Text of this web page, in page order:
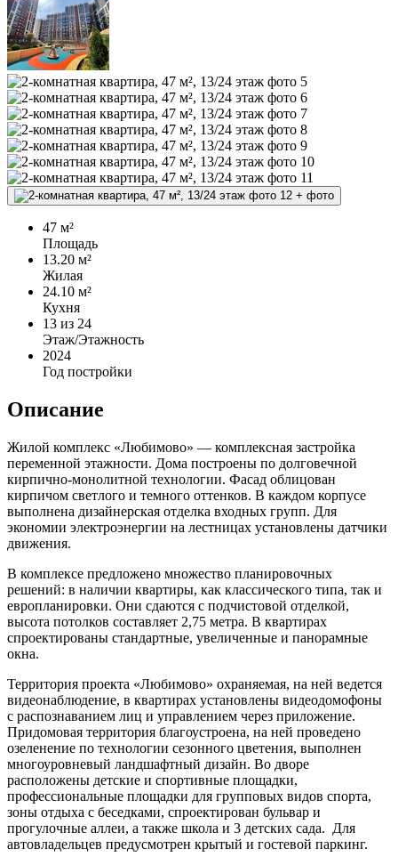
+ фото
47 м²
Площадь
13.20 м²
Жилая
24.10 м²
Кухня
13 из 24
Этаж/Этажность
2024
Год постройки
Описание
Жилой комплекс «Любимово» — комплексная застройка
переменной этажности. Дома построены по долговечной
кирпично-монолитной технологии. Фасад облицован
кирпичом светлого и темного оттенков. В каждом корпусе
выполнена дизайнерская отделка входных групп. Для
экономии электроэнергии на лестницах установлены датчики
движения.
В комплексе предложено множество планировочных
решений: в наличии квартиры, как классического типа, так и
европланировки. Они сдаются с подчистовой отделкой,
высота потолков составляет 2,75 метра. В квартирах
спроектированы стандартные, увеличенные и панорамные
окна.
Территория проекта «Любимово» охраняемая, на ней ведется
видеонаблюдение, в квартирах установлены видеодомофоны
с распознаванием лиц и управлением через приложение.
Придомовая территория благоустроена, на ней проведено
озеленение по технологии сезонного цветения, выполнен
многоуровневый ландшафтный дизайн. Во дворе
расположены детские и спортивные площадки,
профессиональные площадки для групповых видов спорта,
зоны отдыха с беседками, спроектирован бульвар и
прогулочные аллеи, а также школа и 3 детских сада. Для
автовладельцев предусмотрен крытый и гостевой паркинг.